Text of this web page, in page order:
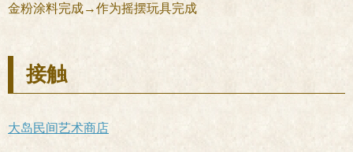
金粉涂料完成→作为摇摆玩具完成
接触
大岛民间艺术商店